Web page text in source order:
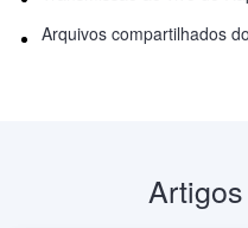
Arquivos compartilhados